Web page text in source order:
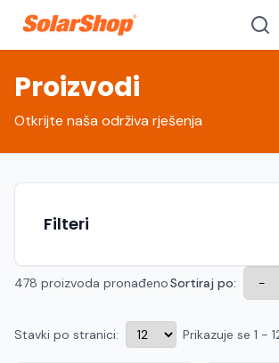
Hrvatski EN
Proizvodi
Otkrijte naša održiva rješenja
Filteri
478 proizvoda pronađenoSortiraj po:
Stavki po stranici: Prikazuje se 1 -